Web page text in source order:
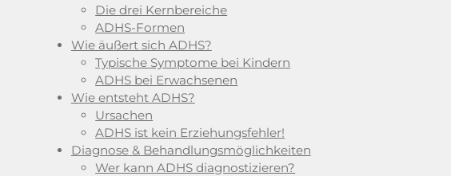
Die drei Kernbereiche
ADHS-Formen
Wie äußert sich ADHS?
Typische Symptome bei Kindern
ADHS bei Erwachsenen
Wie entsteht ADHS?
Ursachen
ADHS ist kein Erziehungsfehler!
Diagnose & Behandlungsmöglichkeiten
Wer kann ADHS diagnostizieren?